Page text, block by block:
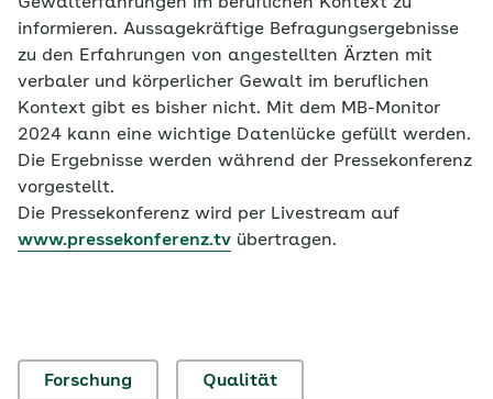
informieren. Aussagekräftige Befragungsergebnisse
zu den Erfahrungen von angestellten Ärzten mit
verbaler und körperlicher Gewalt im beruflichen
Kontext gibt es bisher nicht. Mit dem MB-Monitor
2024 kann eine wichtige Datenlücke gefüllt werden.
Die Ergebnisse werden während der Pressekonferenz
vorgestellt.
Die Pressekonferenz wird per Livestream auf
www.pressekonferenz.tv übertragen.
Forschung Qualität